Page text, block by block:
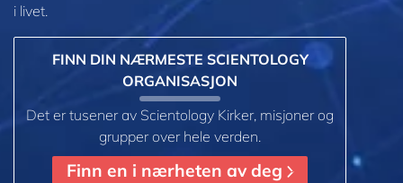
i livet.
FINN DIN NÆRMESTE SCIENTOLOGY
ORGANISASJON
Det er tusener av Scientology Kirker, misjoner og
grupper over hele verden.
Finn en i nærheten av deg